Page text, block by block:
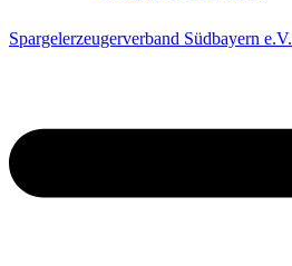
Spargelerzeugerverband Südbayern e.V.